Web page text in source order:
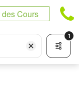
Cours
1